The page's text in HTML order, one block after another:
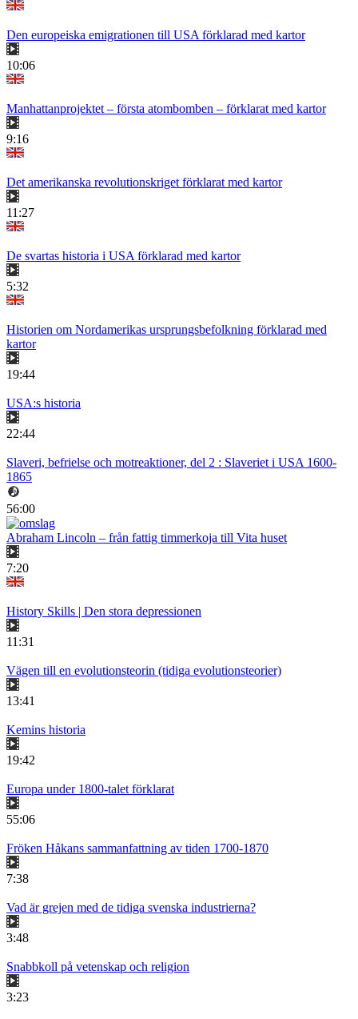
Den europeiska emigrationen till USA förklarad med kartor
10:06
Manhattanprojektet – första atombomben – förklarat med kartor
9:16
Det amerikanska revolutionskriget förklarat med kartor
11:27
De svartas historia i USA förklarad med kartor
5:32
Historien om Nordamerikas ursprungsbefolkning förklarad med
kartor
19:44
USA:s historia
22:44
Slaveri, befrielse och motreaktioner, del 2 : Slaveriet i USA 1600-
1865
56:00
Abraham Lincoln – från fattig timmerkoja till Vita huset
7:20
History Skills | Den stora depressionen
11:31
Vägen till en evolutionsteorin (tidiga evolutionsteorier)
13:41
Kemins historia
19:42
Europa under 1800-talet förklarat
55:06
Fröken Håkans sammanfattning av tiden 1700-1870
7:38
Vad är grejen med de tidiga svenska industrierna?
3:48
Snabbkoll på vetenskap och religion
3:23